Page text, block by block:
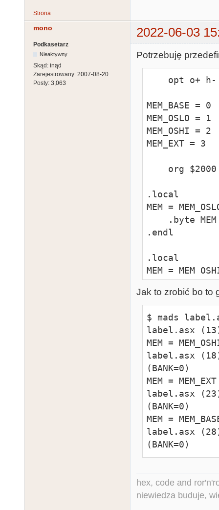
Strona
mono 2022-06-03
Podkasetarz
Nieaktywny
Skąd: inąd
Zarejestrowany: 2007-08-20
Posty: 3,063
Potrzebuję
MEM_BASE = 0
MEM_OSLO = 1
MEM_OSHI = 2
MEM_EXT = 3
.local
MEM =
.endl
.local
MEM =
    .byte MEM
.endl
.local
MEM = MEM_EXT
    .byte MEM
.endl
.local
MEM =
    .byte MEM
.endl
    end
Jak to zrobić bo to
$ mads
label.asx
MEM =
label.asx (18)
(BANK=0)
MEM = MEM_EXT
label.asx (23)
(BANK=0)
MEM =
label.asx (28)
(BANK=0)
hex, code and
niewiedza buduje,